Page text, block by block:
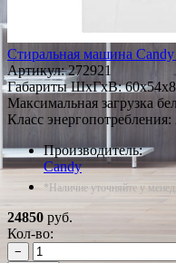
Стиральная машина
Артикул:272921
Габариты ШxГxВ:
Максимальная загрузка
Класс
Производитель:
Candy
*Наличие уточняйте у
24850 руб.
Кол-во:
−